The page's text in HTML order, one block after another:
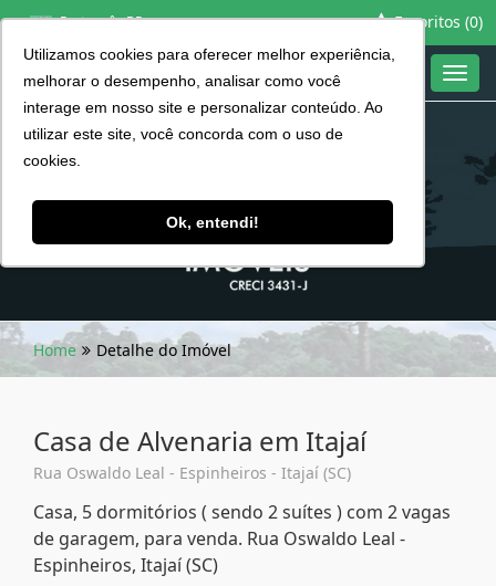
Utilizamos cookies para oferecer melhor experiência,
melhorar o desempenho, analisar como você
interage em nosso site e personalizar conteúdo. Ao
utilizar este site, você concorda com o uso de
cookies.
Ok, entendi!
Português BR Favoritos (0)
Home Detalhe do Imóvel
Casa de Alvenaria em Itajaí
Rua Oswaldo Leal - Espinheiros - Itajaí (SC)
Casa, 5 dormitórios ( sendo 2 suítes ) com 2 vagas
de garagem, para venda. Rua Oswaldo Leal -
Espinheiros, Itajaí (SC)